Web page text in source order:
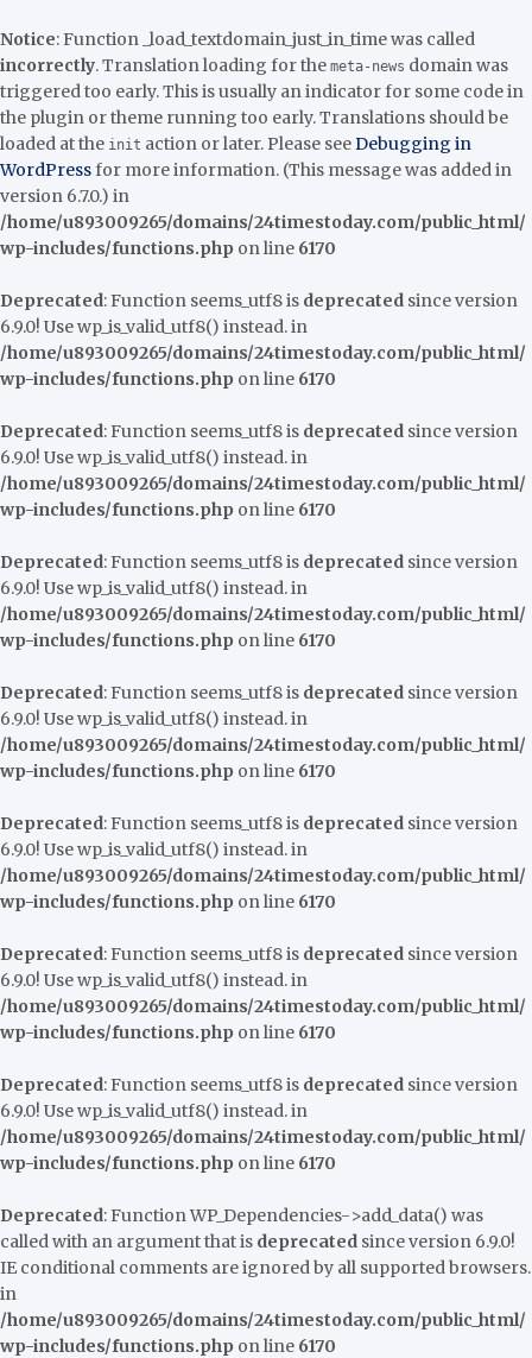
Notice: Function _load_textdomain_just_in_time was called
incorrectly. Translation loading for the meta-news domain was
triggered too early. This is usually an indicator for some code in
the plugin or theme running too early. Translations should be
loaded at the init action or later. Please seeDebugging in
WordPressfor more information. (This message was added in
version 6.7.0.) in
/home/u893009265/domains/24timestoday.com/public_html/
wp-includes/functions.php on line 6170
Deprecated: Function seems_utf8 is deprecated since version
6.9.0! Use wp_is_valid_utf8() instead. in
/home/u893009265/domains/24timestoday.com/public_html/
wp-includes/functions.php on line 6170
Deprecated: Function seems_utf8 is deprecated since version
6.9.0! Use wp_is_valid_utf8() instead. in
/home/u893009265/domains/24timestoday.com/public_html/
wp-includes/functions.php on line 6170
Deprecated: Function seems_utf8 is deprecated since version
6.9.0! Use wp_is_valid_utf8() instead. in
/home/u893009265/domains/24timestoday.com/public_html/
wp-includes/functions.php on line 6170
Deprecated: Function seems_utf8 is deprecated since version
6.9.0! Use wp_is_valid_utf8() instead. in
/home/u893009265/domains/24timestoday.com/public_html/
wp-includes/functions.php on line 6170
Deprecated: Function seems_utf8 is deprecated since version
6.9.0! Use wp_is_valid_utf8() instead. in
/home/u893009265/domains/24timestoday.com/public_html/
wp-includes/functions.php on line 6170
Deprecated: Function seems_utf8 is deprecated since version
6.9.0! Use wp_is_valid_utf8() instead. in
/home/u893009265/domains/24timestoday.com/public_html/
wp-includes/functions.php on line 6170
Deprecated: Function seems_utf8 is deprecated since version
6.9.0! Use wp_is_valid_utf8() instead. in
/home/u893009265/domains/24timestoday.com/public_html/
wp-includes/functions.php on line 6170
Deprecated: Function WP_Dependencies->add_data() was
called with an argument that is deprecated since version 6.9.0!
IE conditional comments are ignored by all supported browsers.
in
/home/u893009265/domains/24timestoday.com/public_html/
wp-includes/functions.php on line 6170